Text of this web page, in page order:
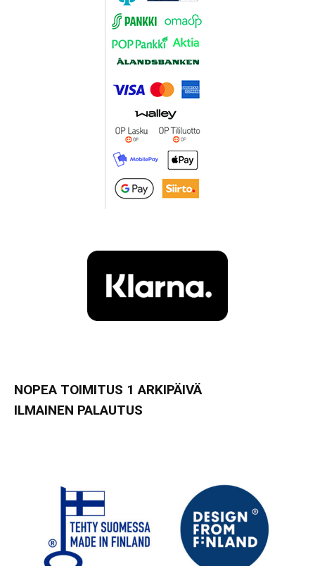
NOPEA TOIMITUS 1 ARKIPÄIVÄ
ILMAINEN PALAUTUS